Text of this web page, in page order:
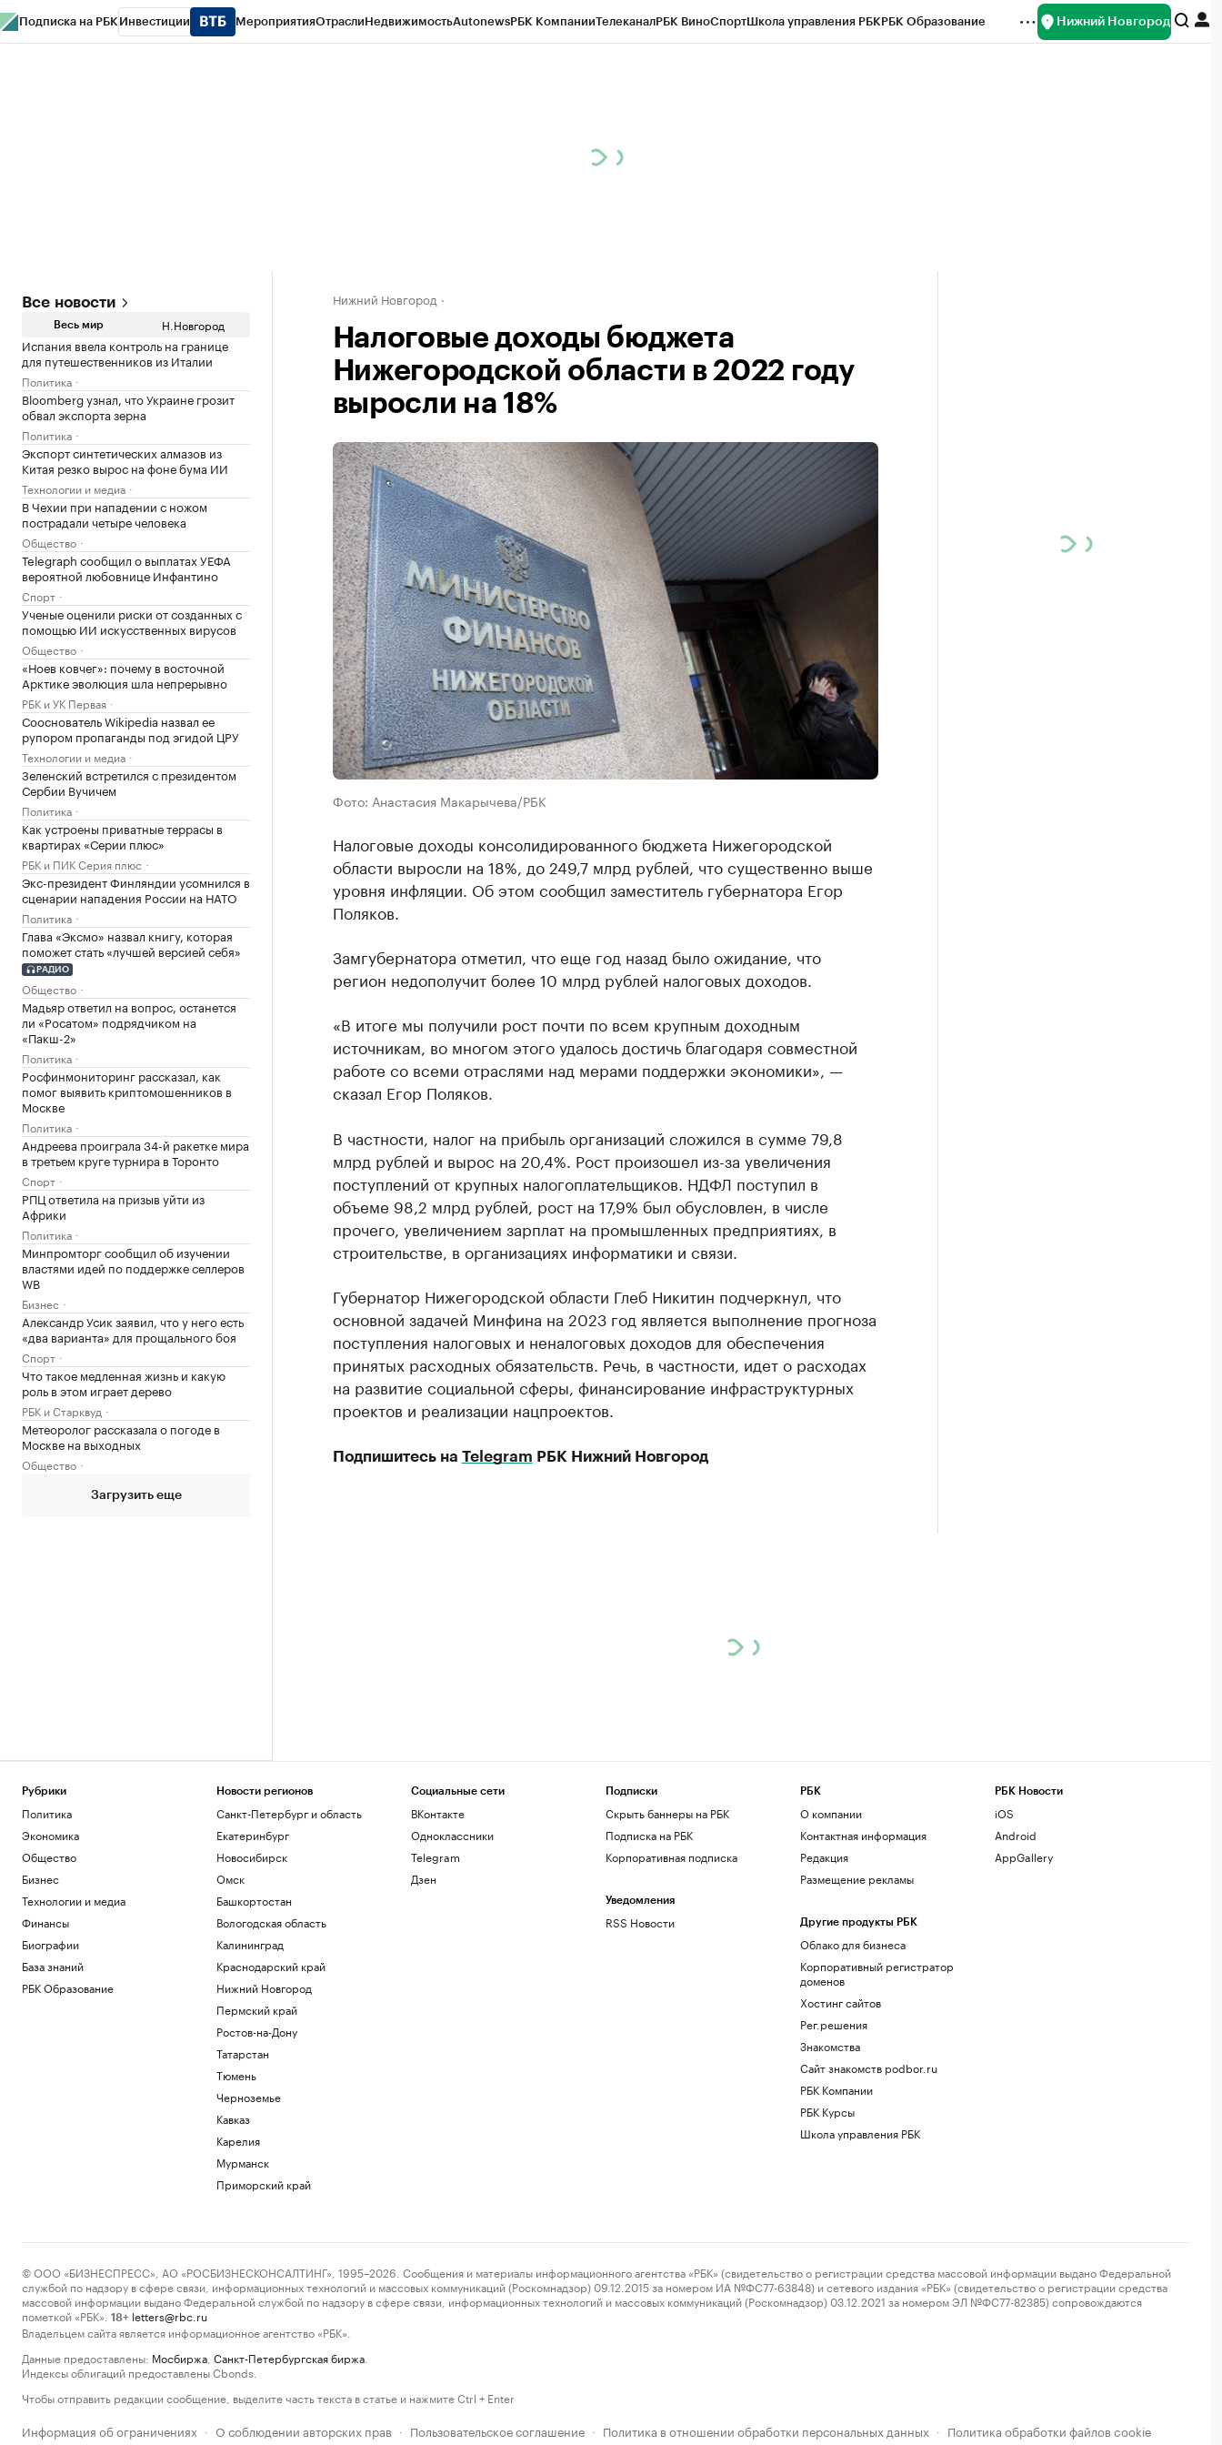
Подписка на РБК Инвестиции МероприятияОтраслиНедвижимостьAutonewsРБК КомпанииТелеканалРБК ВиноСпортШкола управления РБКРБК Образование Нижний Новгород
Все новости
Весь мир Н.Новгород
Испания ввела контроль на границе
для путешественников из Италии
Политика
Bloomberg узнал, что Украине грозит
обвал экспорта зерна
Политика
Экспорт синтетических алмазов из
Китая резко вырос на фоне бума ИИ
Технологии и медиа
В Чехии при нападении с ножом
пострадали четыре человека
Общество
Telegraph сообщил о выплатах УЕФА
вероятной любовнице Инфантино
Спорт
Ученые оценили риски от созданных с
помощью ИИ искусственных вирусов
Общество
«Ноев ковчег»: почему в восточной
Арктике эволюция шла непрерывно
РБК и УК Первая
Сооснователь Wikipedia назвал ее
рупором пропаганды под эгидой ЦРУ
Технологии и медиа
Зеленский встретился с президентом
Сербии Вучичем
Политика
Как устроены приватные террасы в
квартирах «Серии плюс»
РБК и ПИК Серия плюс
Экс-президент Финляндии усомнился в
сценарии нападения России на НАТО
Политика
Глава «Эксмо» назвал книгу, которая
поможет стать «лучшей версией себя»
РАДИО
Общество
Мадьяр ответил на вопрос, останется
ли «Росатом» подрядчиком на
«Пакш-2»
Политика
Росфинмониторинг рассказал, как
помог выявить криптомошенников в
Москве
Политика
Андреева проиграла 34-й ракетке мира
в третьем круге турнира в Торонто
Спорт
РПЦ ответила на призыв уйти из
Африки
Политика
Минпромторг сообщил об изучении
властями идей по поддержке селлеров
WB
Бизнес
Александр Усик заявил, что у него есть
«два варианта» для прощального боя
Спорт
Что такое медленная жизнь и какую
роль в этом играет дерево
РБК и Старквуд
Метеоролог рассказала о погоде в
Москве на выходных
Общество
Загрузить еще
Нижний Новгород
Налоговые доходы бюджета
Нижегородской области в 2022 году
выросли на 18%
Фото: Анастасия Макарычева/РБК
Налоговые доходы консолидированного бюджета Нижегородской
области выросли на 18%, до 249,7 млрд рублей, что существенно выше
уровня инфляции. Об этом сообщил заместитель губернатора Егор
Поляков.
Замгубернатора отметил, что еще год назад было ожидание, что
регион недополучит более 10 млрд рублей налоговых доходов.
«В итоге мы получили рост почти по всем крупным доходным
источникам, во многом этого удалось достичь благодаря совместной
работе со всеми отраслями над мерами поддержки экономики», —
сказал Егор Поляков.
В частности, налог на прибыль организаций сложился в сумме 79,8
млрд рублей и вырос на 20,4%. Рост произошел из-за увеличения
поступлений от крупных налогоплательщиков. НДФЛ поступил в
объеме 98,2 млрд рублей, рост на 17,9% был обусловлен, в числе
прочего, увеличением зарплат на промышленных предприятиях, в
строительстве, в организациях информатики и связи.
Губернатор Нижегородской области Глеб Никитин подчеркнул, что
основной задачей Минфина на 2023 год является выполнение прогноза
поступления налоговых и неналоговых доходов для обеспечения
принятых расходных обязательств. Речь, в частности, идет о расходах
на развитие социальной сферы, финансирование инфраструктурных
проектов и реализации нацпроектов.
Подпишитесь на Telegram РБК Нижний Новгород
Рубрики
Политика
Экономика
Общество
Бизнес
Технологии и медиа
Финансы
Биографии
База знаний
РБК Образование
Новости регионов
Санкт-Петербург и область
Екатеринбург
Новосибирск
Омск
Башкортостан
Вологодская область
Калининград
Краснодарский край
Нижний Новгород
Пермский край
Ростов-на-Дону
Татарстан
Тюмень
Черноземье
Кавказ
Карелия
Мурманск
Приморский край
Социальные сети
ВКонтакте
Одноклассники
Telegram
Дзен
Подписки
Скрыть баннеры на РБК
Подписка на РБК
Корпоративная подписка
Уведомления
RSS Новости
РБК
О компании
Контактная информация
Редакция
Размещение рекламы
Другие продукты РБК
Облако для бизнеса
Корпоративный регистратор
доменов
Хостинг сайтов
Рег.решения
Знакомства
Сайт знакомств podbor.ru
РБК Компании
РБК Курсы
Школа управления РБК
РБК Новости
iOS
Android
AppGallery
© ООО «БИЗНЕСПРЕСС», АО «РОСБИЗНЕСКОНСАЛТИНГ», 1995–2026. Сообщения и материалы информационного агентства «РБК» (свидетельство о регистрации средства массовой информации выдано Федеральной
службой по надзору в сфере связи, информационных технологий и массовых коммуникаций (Роскомнадзор) 09.12.2015 за номером ИА №ФС77-63848) и сетевого издания «РБК» (свидетельство о регистрации средства
массовой информации выдано Федеральной службой по надзору в сфере связи, информационных технологий и массовых коммуникаций (Роскомнадзор) 03.12.2021 за номером ЭЛ №ФС77-82385) сопровождаются
пометкой «РБК».
18+ letters@rbc.ru
Владельцем сайта является информационное агентство «РБК».
Данные предоставлены: Мосбиржа Санкт-Петербургская биржа
Индексы облигаций предоставлены Cbonds.
Чтобы отправить редакции сообщение, выделите часть текста в статье и нажмите Ctrl + Enter
Информация об ограничениях · О соблюдении авторских прав · Пользовательское соглашение · Политика в отношении обработки персональных данных · Политика обработки файлов cookie